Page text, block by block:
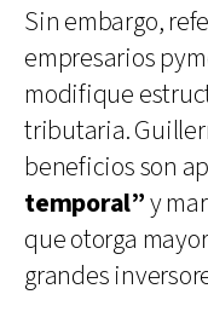
Sin embargo,
empresarios
modifique
tributaria.
beneficios son
temporal”y
que otorga
grandes